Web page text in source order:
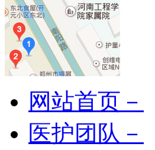
网站首页－
医护团队－